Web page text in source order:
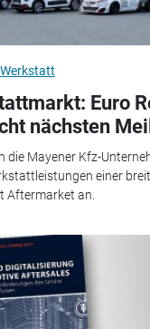
Euro
nächsten
die Mayener Kfz-
einer
Aftermarket an.